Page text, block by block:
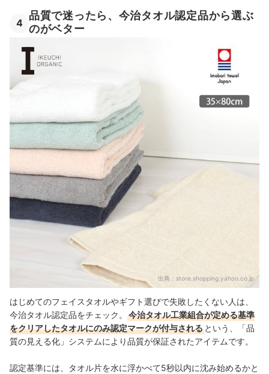
4
品質で迷ったら、今治タオル認定品から選ぶ
のがベター
出典： store.shopping.yahoo.co.jp
はじめてのフェイスタオルやギフト選びで失敗したくない人は、
今治タオル認定品をチェック。
今治タオル工業組合が定める基準
をクリアしたタオルにのみ認定マークが付与される という、「品
質の見える化」システムにより品質が保証されたアイテムです。
認定基準には、タオル片を水に浮かべて5秒以内に沈み始めるかと